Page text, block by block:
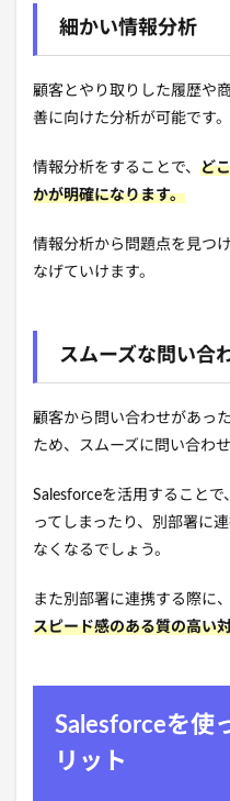
細かい情報分析
顧客とやり取りした履歴や
善に向けた分析が可能です。
情報分析をすることで、 ど
かが明確になります。
情報分析から問題点を見つ
なげていけます。
スムーズな問い合
顧客から問い合わせがあっ
ため、スムーズに問い合わ
Salesforceを活用すること
ってしまったり、別部署に
なくなるでしょう。
また別部署に連携する際に
スピード感のある質の高い
Salesforceを使
リット